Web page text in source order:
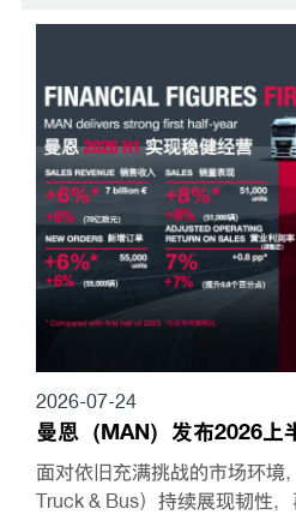
2026-07-24
曼恩（MAN）发布2026上
面对依旧充满挑战的市场环境
Truck & Bus）持续展现韧性